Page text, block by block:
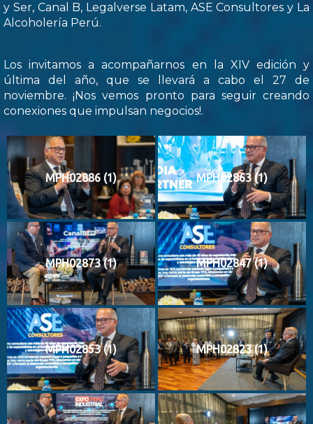
y Ser, Canal B, Legalverse Latam, ASE Consultores y La
Alcoholería Perú.
Los invitamos a acompañarnos en la XIV edición y
última del año, que se llevará a cabo el 27 de
noviembre. ¡Nos vemos pronto para seguir creando
conexiones que impulsan negocios!.
MPH02886 (1) MPH02863 (1)
MPH02873 (1) MPH02847 (1)
MPH02853 (1) MPH02823 (1)